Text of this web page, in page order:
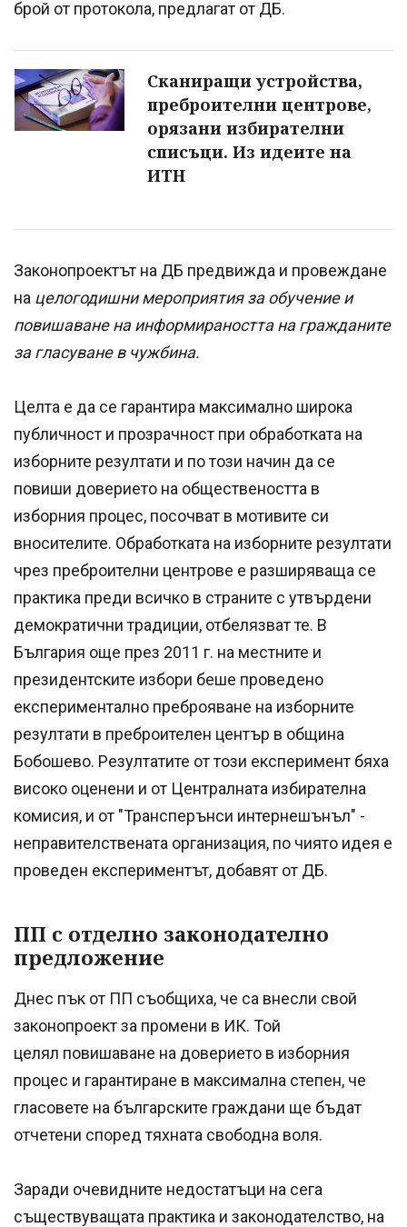
брой от протокола, предлагат от ДБ.
Сканиращи устройства,
преброителни центрове,
орязани избирателни
списъци. Из идеите на
ИТН
Законопроектът на ДБ предвижда и провеждане
на целогодишни мероприятия за обучение и
повишаване на информираността на гражданите
за гласуване в чужбина.
Целта е да се гарантира максимално широка
публичност и прозрачност при обработката на
изборните резултати и по този начин да се
повиши доверието на обществеността в
изборния процес, посочват в мотивите си
вносителите. Обработката на изборните резултати
чрез преброителни центрове е разширяваща се
практика преди всичко в страните с утвърдени
демократични традиции, отбелязват те. В
България още през 2011 г. на местните и
президентските избори беше проведено
експериментално преброяване на изборните
резултати в преброителен център в община
Бобошево. Резултатите от този експеримент бяха
високо оценени и от Централната избирателна
комисия, и от "Трансперънси интернешънъл" -
неправителствената организация, по чиято идея е
проведен експериментът, добавят от ДБ.
ПП с отделно законодателно
предложение
Днес пък от ПП съобщиха, че са внесли свой
законопроект за промени в ИК. Той
целял повишаване на доверието в изборния
процес и гарантиране в максимална степен, че
гласовете на българските граждани ще бъдат
отчетени според тяхната свободна воля.
Заради очевидните недостатъци на сега
съществуващата практика и законодателство, на